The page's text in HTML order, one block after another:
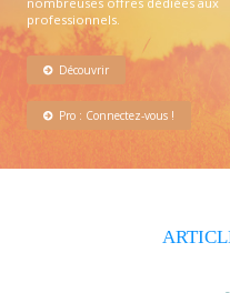
professionnels.
Découvrir
Pro : Connectez-vous !